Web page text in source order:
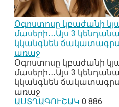
Օգոստոսը կբաժանի
մասերի․․․Այս 3
կկանգնեն
առաջ
Օգոստոսը կբաժանի
մասերի․․․Այս 3
կկանգնեն
առաջ
ԱՍՏՂԱԳՈՒՇԱԿ 0 886